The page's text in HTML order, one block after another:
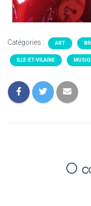
Catégories : ART
ILLE-ET-VILAINE
0